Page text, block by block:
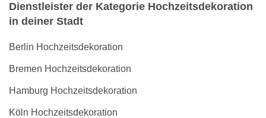
Dienstleister der Kategorie Hochzeitsdekoration
in deiner Stadt
Berlin Hochzeitsdekoration
Bremen Hochzeitsdekoration
Hamburg Hochzeitsdekoration
Köln Hochzeitsdekoration